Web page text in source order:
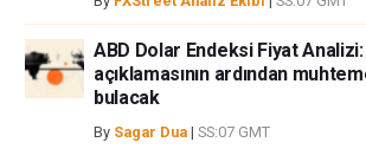
ABD Dolar Endeksi Fiyat Analizi:
açıklamasının ardından
bulacak
By Sagar Dua | SS:07 GMT